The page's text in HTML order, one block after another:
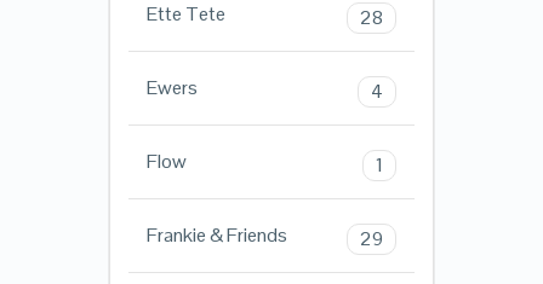
Ette Tete 28
Ewers 4
Flow 1
Frankie & Friends 29